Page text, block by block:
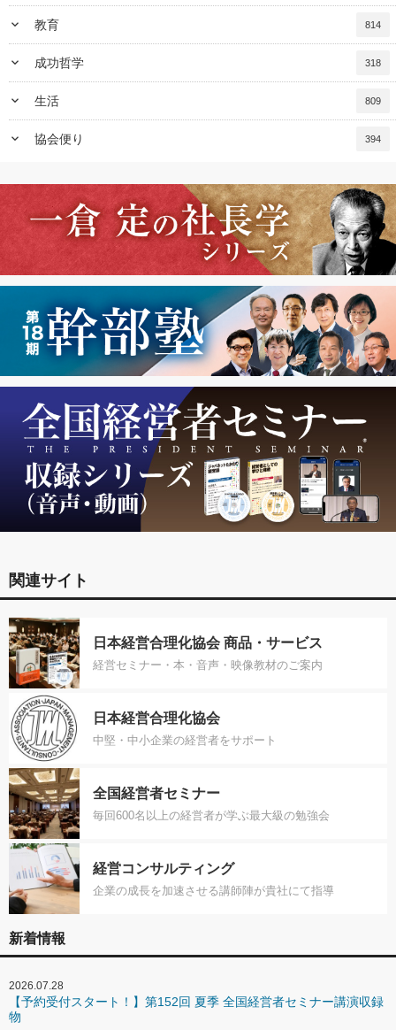
keyboard_arrow_down 教育 814
keyboard_arrow_down 成功哲学 318
keyboard_arrow_down 生活 809
keyboard_arrow_down 協会便り 394
関連サイト
日本経営合理化協会 商品・サービス
経営セミナー・本・音声・映像教材のご案内
日本経営合理化協会
中堅・中小企業の経営者をサポート
全国経営者セミナー
毎回600名以上の経営者が学ぶ最大級の勉強会
経営コンサルティング
企業の成長を加速させる講師陣が貴社にて指導
新着情報
2026.07.28
【予約受付スタート！】第152回 夏季 全国経営者セミナー講演収録
物